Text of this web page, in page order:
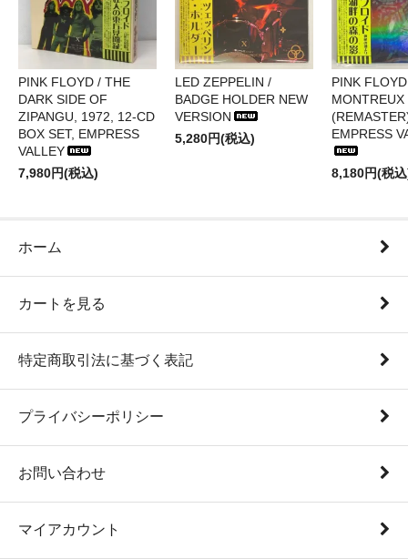
PINK FLOYD / THE
DARK SIDE OF
ZIPANGU, 1972, 12-CD
BOX SET, EMPRESS
VALLEY
7,980円(税込)
LED ZEPPELIN /
BADGE HOLDER NEW
VERSION
5,280円(税込)
PINK
EMPRESS
8,180円(税
ホーム
カートを見る
特定商取引法に基づく表記
プライバシーポリシー
お問い合わせ
マイアカウント